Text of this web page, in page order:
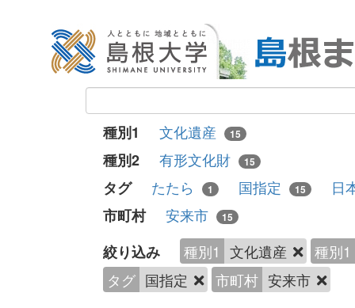
種別1 文化遺産 15
種別2 有形文化財 15
タグ たたら 1 国指定 15
日
市町村
安来市 15
絞り込み 種別1 文化遺産
種別1
タグ 国指定 市町村 安来市